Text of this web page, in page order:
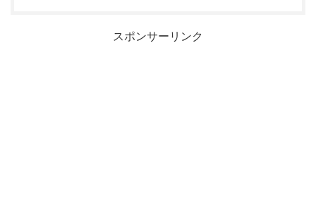
スポンサーリンク